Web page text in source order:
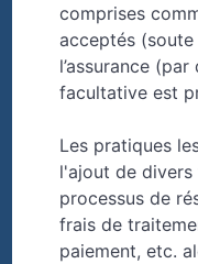
comprises
acceptés
l’assurance
facultative est
Les pratiques
l'ajout de
processus de
frais de
paiement, etc.